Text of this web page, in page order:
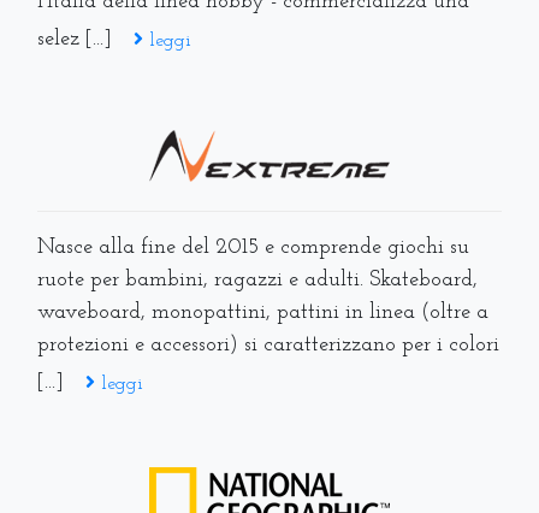
selez [...]
leggi
Nasce alla fine del 2015 e comprende giochi su
ruote per bambini, ragazzi e adulti. Skateboard,
waveboard, monopattini, pattini in linea (oltre a
protezioni e accessori) si caratterizzano per i colori
[...]
leggi